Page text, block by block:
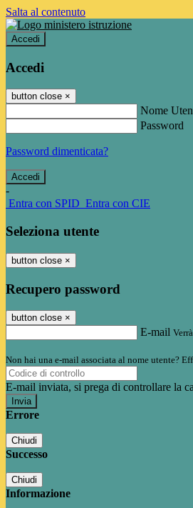
Salta al contenuto
Accedi
Accedi
button close ×
Nome
Password
Password dimenticata?
-
Entra con SPID Entra con CIE
Seleziona utente
button close ×
Recupero password
button close ×
E-mail
Non hai una e-mail associata al nome utente?
E-mail inviata, si prega di controllare la
Errore
Chiudi
Successo
Chiudi
Informazione